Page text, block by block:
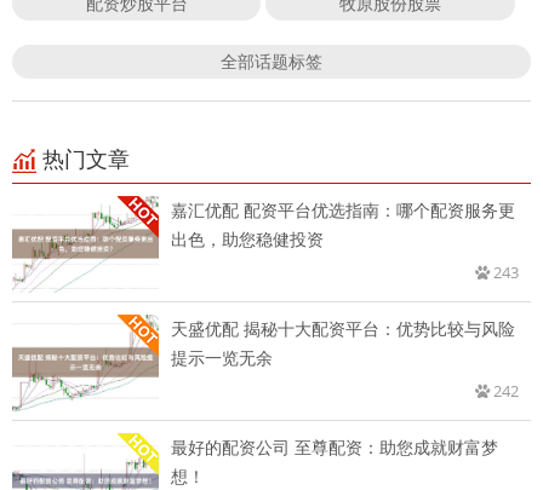
全部话题标签
热门文章
嘉汇优配 配资平台优选指南：哪个配资服务更
出色，助您稳健投资
243
天盛优配 揭秘十大配资平台：优势比较与风险
提示一览无余
242
最好的配资公司 至尊配资：助您成就财富梦
想！